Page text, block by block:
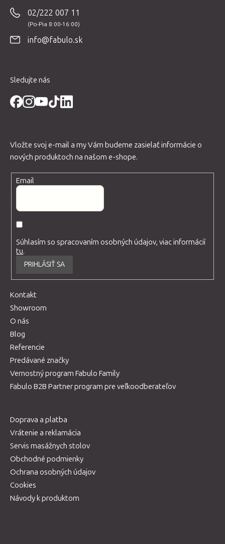
02/222 007 11
info@fabulo.sk
Sledujte nás
Vložte svoj e-mail a my Vám budeme zasielať informácie o
nových produktoch na našom e-shope.
Email
Súhlasím so spracovaním osobných údajov, viac informácií
tu.
PRIHLÁSIŤ SA
Kontakt
Showroom
O nás
Blog
Referencie
Predávané značky
Vernostný program Fabulo Family
Fabulo B2B Partner program pre veľkoodberateľov
Doprava a platba
Vrátenie a reklamácia
Servis masážnych stolov
Obchodné podmienky
Ochrana osobných údajov
Cookies
Návody k produktom